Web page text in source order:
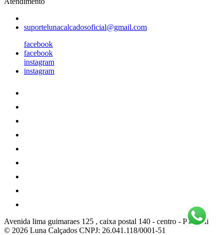
suportelunacalcadosoficial@gmail.com
facebook
facebook
instagram
instagram
Avenida lima guimaraes 125 , caixa postal 140 - centro - Pitangui
© 2026 Luna Calçados CNPJ: 26.041.118/0001-51